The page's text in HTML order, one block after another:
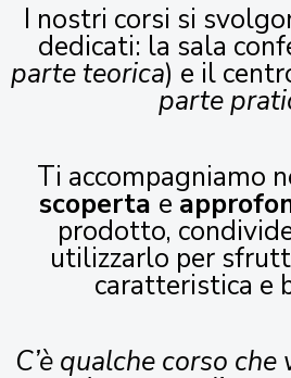
I nostri corsi si
dedicati: la sala
parte teorica) e il
parte
Ti accompagniamo
scoperta e
prodotto,
utilizzarlo per
caratteristica e
C’è qualche corso